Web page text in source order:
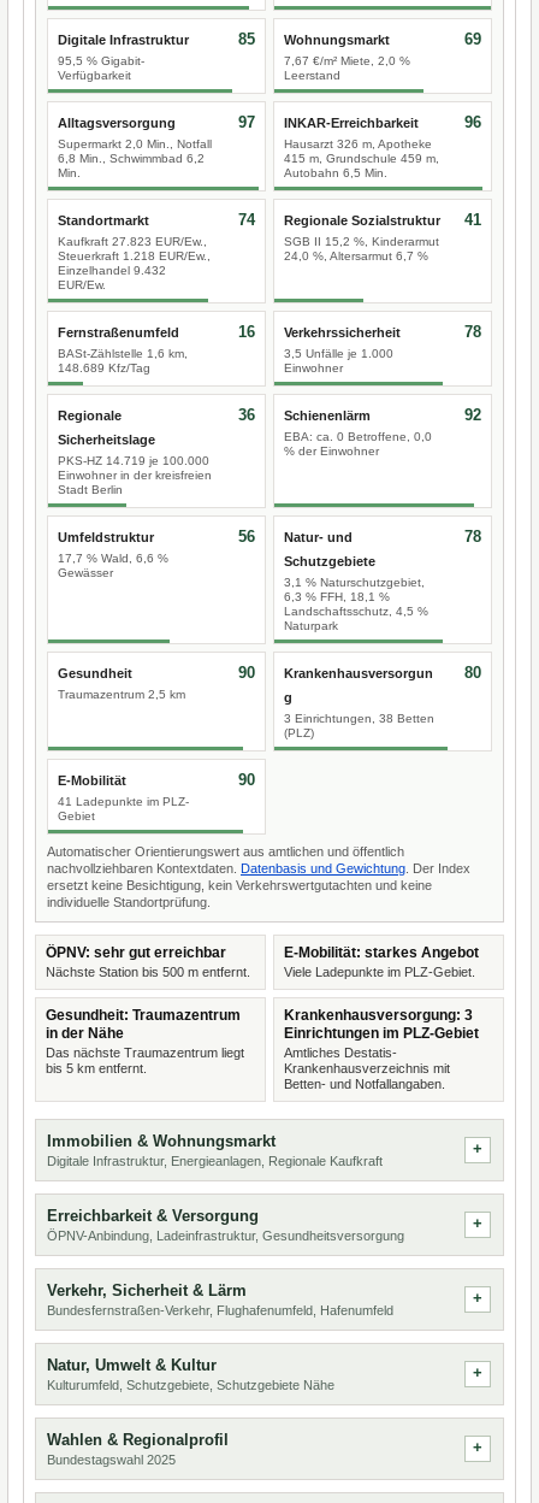
Digitale Infrastruktur
95,5 % Gigabit-
Verfügbarkeit
85 Wohnungsmarkt
7,67 €/m² Miete, 2,0 %
Leerstand
69
Alltagsversorgung
Supermarkt 2,0 Min., Notfall
6,8 Min., Schwimmbad 6,2
Min.
97 INKAR-Erreichbarkeit
Hausarzt 326 m, Apotheke
415 m, Grundschule 459 m,
Autobahn 6,5 Min.
96
Standortmarkt
Kaufkraft 27.823 EUR/Ew.,
Steuerkraft 1.218 EUR/Ew.,
Einzelhandel 9.432
EUR/Ew.
74 Regionale Sozialstruktur
SGB II 15,2 %, Kinderarmut
24,0 %, Altersarmut 6,7 %
41
Fernstraßenumfeld
BASt-Zählstelle 1,6 km,
148.689 Kfz/Tag
16 Verkehrssicherheit
3,5 Unfälle je 1.000
Einwohner
78
Regionale
Sicherheitslage
PKS-HZ 14.719 je 100.000
Einwohner in der kreisfreien
Stadt Berlin
36 Schienenlärm
EBA: ca. 0 Betroffene, 0,0
% der Einwohner
92
Umfeldstruktur
17,7 % Wald, 6,6 %
Gewässer
56
Natur- und
Schutzgebiete
3,1 % Naturschutzgebiet,
6,3 % FFH, 18,1 %
Landschaftsschutz, 4,5 %
Naturpark
78
Gesundheit
Traumazentrum 2,5 km
90
Krankenhausversorgun
g
3 Einrichtungen, 38 Betten
(PLZ)
80
E-Mobilität
41 Ladepunkte im PLZ-
Gebiet
90
Automatischer Orientierungswert aus amtlichen und öffentlich
nachvollziehbaren Kontextdaten. Datenbasis und Gewichtung . Der Index
ersetzt keine Besichtigung, kein Verkehrswertgutachten und keine
individuelle Standortprüfung.
ÖPNV: sehr gut erreichbar
Nächste Station bis 500 m entfernt.
E-Mobilität: starkes Angebot
Viele Ladepunkte im PLZ-Gebiet.
Gesundheit: Traumazentrum
in der Nähe
Das nächste Traumazentrum liegt
bis 5 km entfernt.
Krankenhausversorgung: 3
Einrichtungen im PLZ-Gebiet
Amtliches Destatis-
Krankenhausverzeichnis mit
Betten- und Notfallangaben.
Immobilien & Wohnungsmarkt
Digitale Infrastruktur, Energieanlagen, Regionale Kaufkraft
Erreichbarkeit & Versorgung
ÖPNV-Anbindung, Ladeinfrastruktur, Gesundheitsversorgung
Verkehr, Sicherheit & Lärm
Bundesfernstraßen-Verkehr, Flughafenumfeld, Hafenumfeld
Natur, Umwelt & Kultur
Kulturumfeld, Schutzgebiete, Schutzgebiete Nähe
Wahlen & Regionalprofil
Bundestagswahl 2025